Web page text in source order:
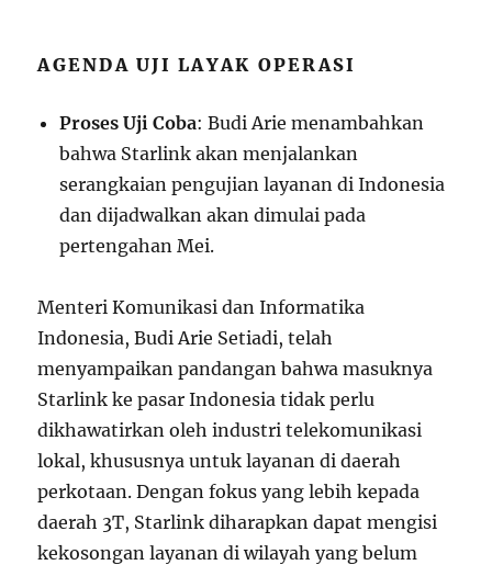
AGENDA UJI LAYAK OPERASI
Proses Uji Coba: Budi Arie menambahkan
bahwa Starlink akan menjalankan
serangkaian pengujian layanan di Indonesia
dan dijadwalkan akan dimulai pada
pertengahan Mei.
Menteri Komunikasi dan Informatika
Indonesia, Budi Arie Setiadi, telah
menyampaikan pandangan bahwa masuknya
Starlink ke pasar Indonesia tidak perlu
dikhawatirkan oleh industri telekomunikasi
lokal, khususnya untuk layanan di daerah
perkotaan. Dengan fokus yang lebih kepada
daerah 3T, Starlink diharapkan dapat mengisi
kekosongan layanan di wilayah yang belum